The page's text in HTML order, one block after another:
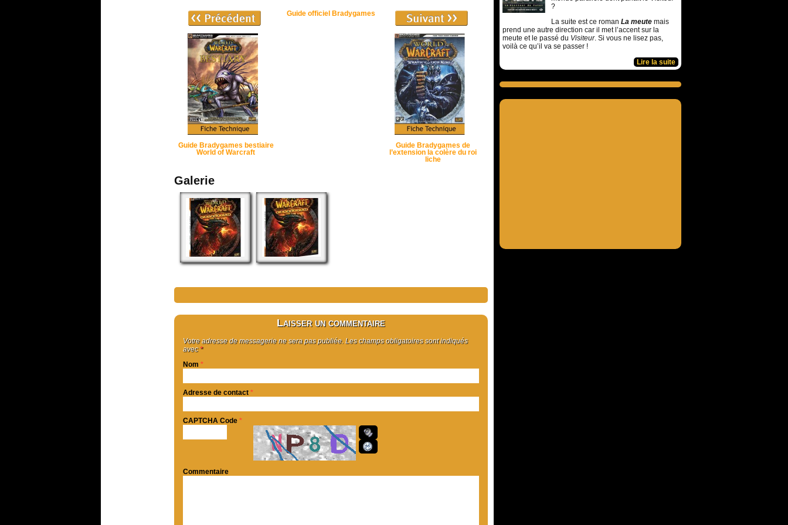
Guide Bradygames bestiaire
World of Warcraft
Guide officiel Bradygames
Guide Bradygames de
l’extension la colère du roi
liche
Galerie
Laisser un commentaire
Votre adresse de messagerie ne sera pas publiée. Les champs obligatoires sont indiqués
avec*
Nom *
Adresse de contact *
CAPTCHA Code *
Commentaire
?
La suite est ce roman La meute mais
prend une autre direction car il met l’accent sur la
meute et le passé du Visiteur. Si vous ne lisez pas,
voilà ce qu’il va se passer !
Lire la suite